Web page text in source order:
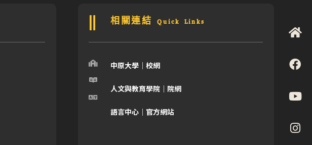
相關連結 Quick Links
中原大學｜校網
人文與教育學院｜院網
語言中心｜官方網站